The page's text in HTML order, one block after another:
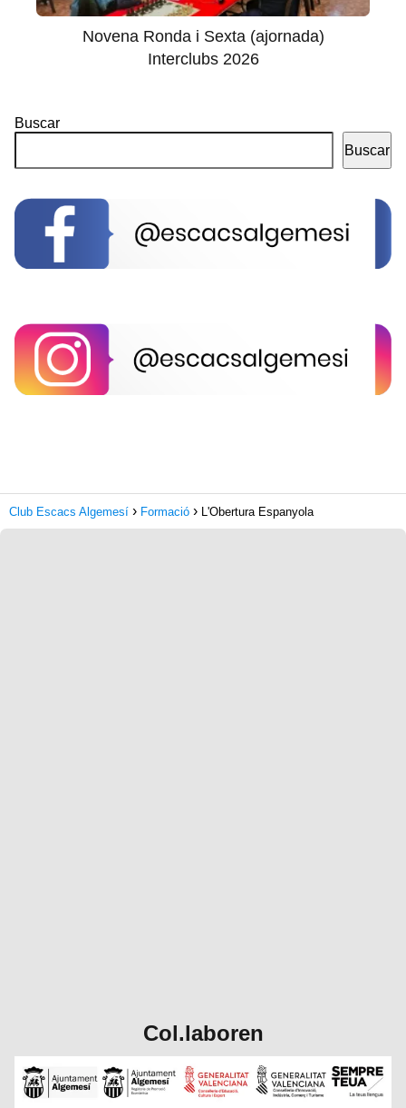
Novena Ronda i Sexta (ajornada)
Interclubs 2026
Buscar
Buscar
Club Escacs Algemesí Formació L'Obertura Espanyola
Col.laboren